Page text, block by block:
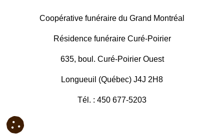
Coopérative funéraire du Grand Montréal
Résidence funéraire Curé-Poirier
635, boul. Curé-Poirier Ouest
Longueuil (Québec) J4J 2H8
Tél. : 450 677-5203